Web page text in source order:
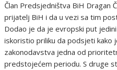
Član Predsjedništva BiH Dragan
prijatelj BiH i da u vezi sa tim
Dodao je da je evropski put
iskoristio priliku da podsjeti kako
zakonodavstva jedna od
predstojećem periodu. S druge